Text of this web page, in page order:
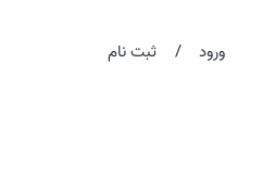
ورود / ثبت نام